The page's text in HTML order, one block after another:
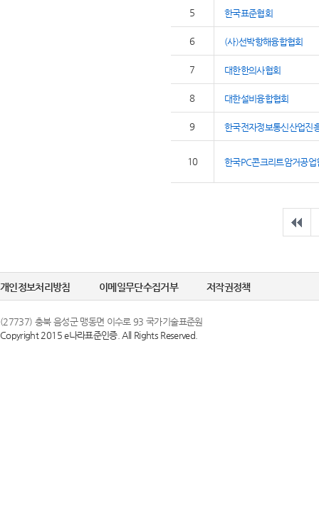
5 한국표준협회
6 (사)선박항해융합협회
7 대한한의사협회
8 대한설비융합협회
9 한국전자정보통신산업진
10 한국PC콘크리트암거공업
개인정보처리방침 이메일무단수집거부 저작권정책
(27737) 충북 음성군 맹동면 이수로 93 국가기술표준원
Copyright 2015 e나라표준인증. All Rights Reserved.